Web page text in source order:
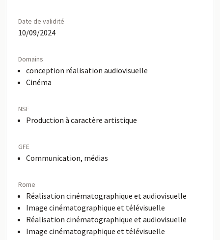
Date de validité
10/09/2024
Domains
conception réalisation audiovisuelle
Cinéma
NSF
Production à caractère artistique
GFE
Communication, médias
Rome
Réalisation cinématographique et audiovisuelle
Image cinématographique et télévisuelle
Réalisation cinématographique et audiovisuelle
Image cinématographique et télévisuelle